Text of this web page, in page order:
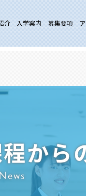
介 入学案内 募集要項
から